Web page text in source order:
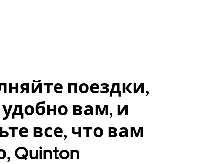
поездки,
удобно вам, и
все, что вам
Quinton